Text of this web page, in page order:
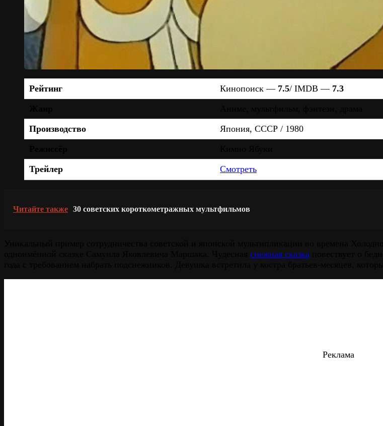
Рейтинг Кинопоиск — 7.5/ IMDB — 7.3
Производство
Япония, СССР / 1980
Трейлер
Смотреть
Читайте также 30 советских короткометражных мультфильмов
снежная сказка
Реклама